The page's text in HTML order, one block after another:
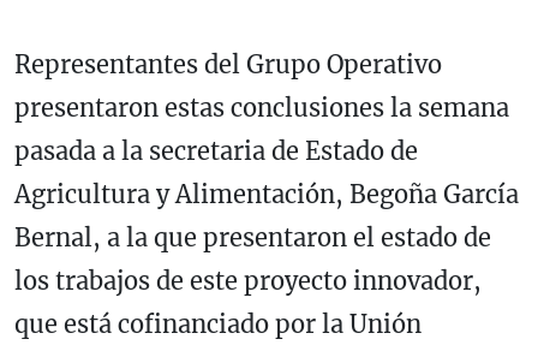
Representantes del Grupo Operativo
presentaron estas conclusiones la semana
pasada a la secretaria de Estado de
Agricultura y Alimentación, Begoña García
Bernal, a la que presentaron el estado de
los trabajos de este proyecto innovador,
que está cofinanciado por la Unión